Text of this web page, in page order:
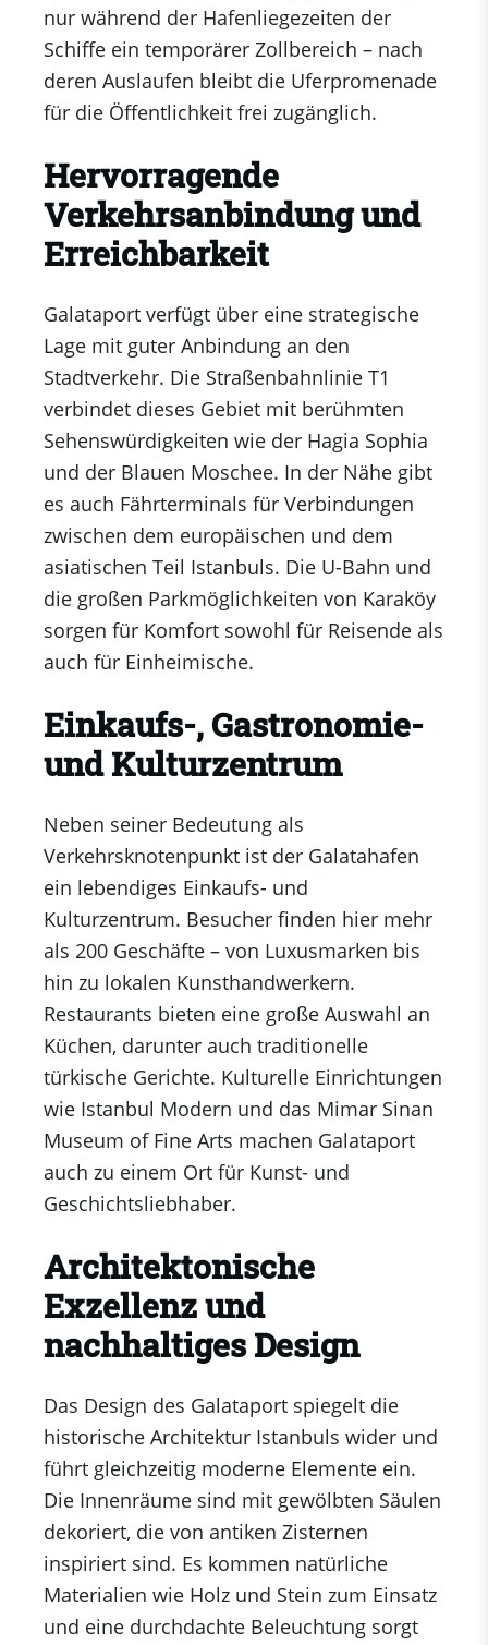
nur während der Hafenliegezeiten der
Schiffe ein temporärer Zollbereich – nach
deren Auslaufen bleibt die Uferpromenade
für die Öffentlichkeit frei zugänglich.
Hervorragende
Verkehrsanbindung und
Erreichbarkeit
Galataport verfügt über eine strategische
Lage mit guter Anbindung an den
Stadtverkehr. Die Straßenbahnlinie T1
verbindet dieses Gebiet mit berühmten
Sehenswürdigkeiten wie der Hagia Sophia
und der Blauen Moschee. In der Nähe gibt
es auch Fährterminals für Verbindungen
zwischen dem europäischen und dem
asiatischen Teil Istanbuls. Die U-Bahn und
die großen Parkmöglichkeiten von Karaköy
sorgen für Komfort sowohl für Reisende als
auch für Einheimische.
Einkaufs-, Gastronomie-
und Kulturzentrum
Neben seiner Bedeutung als
Verkehrsknotenpunkt ist der Galatahafen
ein lebendiges Einkaufs- und
Kulturzentrum. Besucher finden hier mehr
als 200 Geschäfte – von Luxusmarken bis
hin zu lokalen Kunsthandwerkern.
Restaurants bieten eine große Auswahl an
Küchen, darunter auch traditionelle
türkische Gerichte. Kulturelle Einrichtungen
wie Istanbul Modern und das Mimar Sinan
Museum of Fine Arts machen Galataport
auch zu einem Ort für Kunst- und
Geschichtsliebhaber.
Architektonische
Exzellenz und
nachhaltiges Design
Das Design des Galataport spiegelt die
historische Architektur Istanbuls wider und
führt gleichzeitig moderne Elemente ein.
Die Innenräume sind mit gewölbten Säulen
dekoriert, die von antiken Zisternen
inspiriert sind. Es kommen natürliche
Materialien wie Holz und Stein zum Einsatz
und eine durchdachte Beleuchtung sorgt